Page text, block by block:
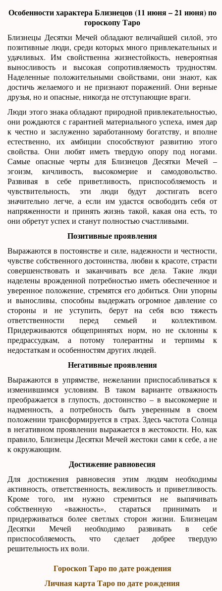
Особенности характера Близнецов (11 июня – 21 июня) по
гороскопу Таро
Близнецы Десятки Мечей обладают величайшей силой, это
позитивные люди, среди которых много привлекательных и
удачливых. Им свойственна жизнестойкость, невероятная
выносливость и высокая сопротивляемость трудностям.
Наделенные положительными свойствами, они знают, как
достичь желаемого и не признают поражений. Они верные
друзья, но и опасные, никогда не отступающие враги.
Люди этого знака обладают природной привлекательностью,
они рождаются с гарантией материального успеха, имея дар
к честно и заслуженно заработанному богатству, и вполне
естественно, их амбиции способствуют развитию этого
свойства. Они любят иметь твердую опору под ногами.
Самые опасные черты для Близнецов Десятки Мечей –
эгоизм, кичливость, высокомерие и самодовольство.
Развивая в себе приветливость, приспособляемость и
чувствительность, эти люди будут достигать всего
значительно легче, а если им удастся освободить себя от
напряженности и принять жизнь такой, какая она есть, то
они обретут успех и станут полностью счастливыми.
Позитивные проявления
Выражаются в постоянстве и силе, надежности и честности,
чувстве собственного достоинства, любви к красоте, страсти
совершенствовать и заканчивать все дела. Такие люди
наделены врожденной потребностью иметь обеспеченное и
уверенное положение, стремятся его добиться. Они упорны
и выносливы, способны выдержать огромное давление со
стороны и не уступить, берут на себя всю тяжесть
ответственности перед семьей и коллективом.
Придерживаются общепринятых норм, но не склонны к
предрассудкам, а потому толерантны и терпимы к
недостаткам и особенностям других людей.
Негативные проявления
Выражаются в упрямстве, нежелании приспосабливаться к
изменившимся условиям. В таком варианте отважность
преображается в глупость, достоинство – в высокомерие и
надменность, а потребность быть уверенным в своем
положении трансформируется в страх. Здесь частота Солнца
в негативном проявлении выражается в жестокости. Но, как
правило, Близнецы Десятки Мечей жестоки сами к себе, а не
к окружающим.
Достижение равновесия
Для достижения равновесия этим людям необходимы
активность, ответственность, вежливость и приветливость.
Кроме того, им нужно стремиться не выпячивать
собственную «важность», стараться принимать и
придерживаться более светлых сторон жизни. Близнецам
Десятки Мечей необходимо развивать в себе
приспособляемость, что сделает добрее твердую
решительность их воли.
Гороскоп Таро по дате рождения
Личная карта Таро по дате рождения